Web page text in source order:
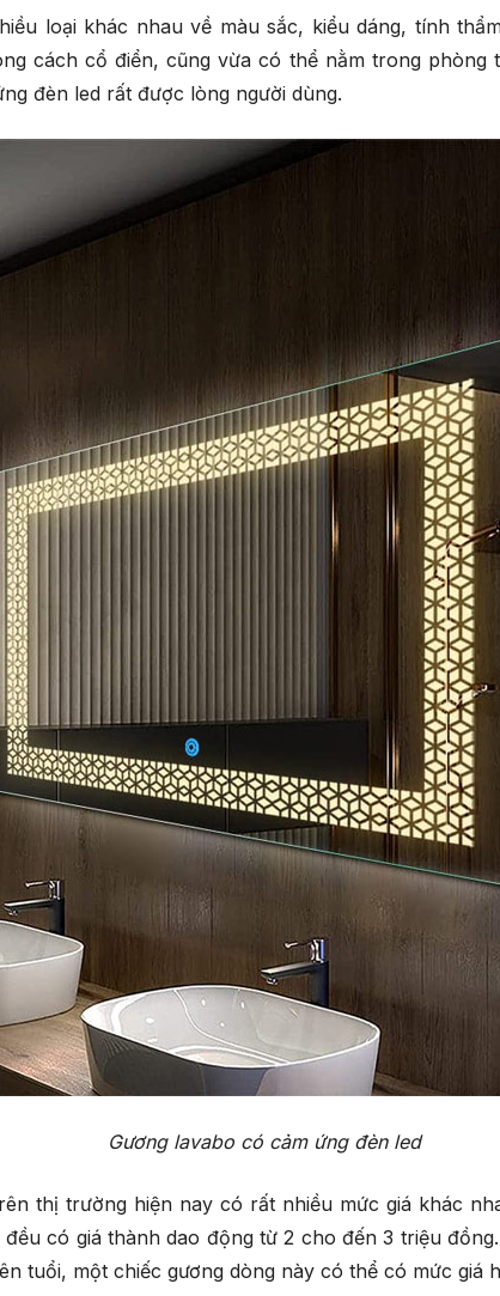
loại khác nhau về màu sắc, kiểu dáng, tính
cách cổ điển, cũng vừa có thể nằm trong phòng
đèn led rất được lòng người dùng.
Gương lavabo có cảm ứng đèn led
thị trường hiện nay có rất nhiều mức giá khác
có giá thành dao động từ 2 cho đến 3 triệu
tuổi, một chiếc gương dòng này có thể có mức giá